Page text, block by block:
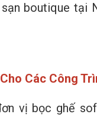
boutique tại
Các Công
vị bọc ghế